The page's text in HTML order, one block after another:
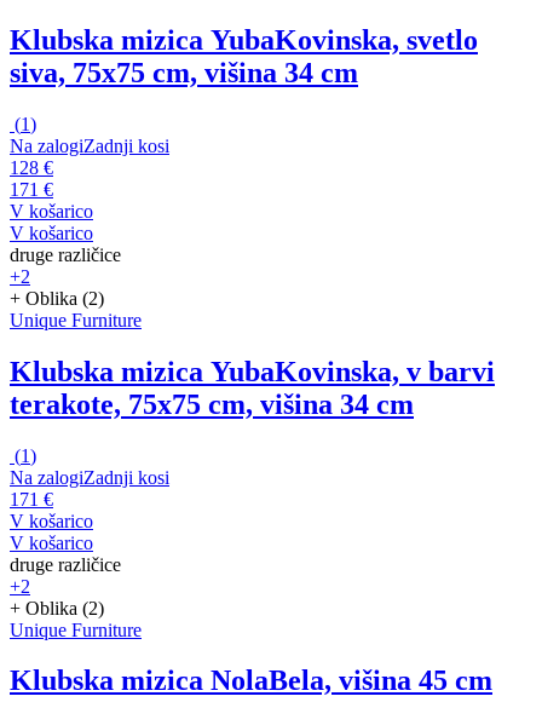
Klubska mizica YubaKovinska, svetlo
siva, 75x75 cm, višina 34 cm
(1)
Na zalogiZadnji kosi
128 €
171 €
V košarico
V košarico
druge različice
+2
+ Oblika (2)
Unique Furniture
Klubska mizica YubaKovinska, v barvi
terakote, 75x75 cm, višina 34 cm
(1)
Na zalogiZadnji kosi
171 €
V košarico
V košarico
druge različice
+2
+ Oblika (2)
Unique Furniture
Klubska mizica NolaBela, višina 45 cm